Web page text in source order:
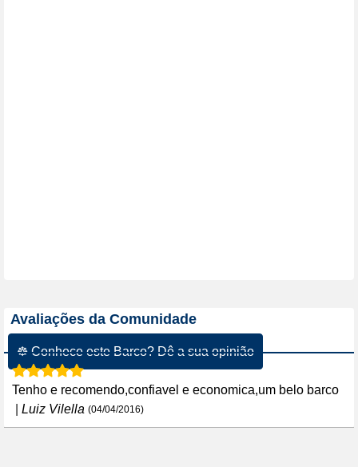
Avaliações da Comunidade
☸ Conhece este Barco? Dê a sua opinião
Tenho e recomendo,confiavel e economica,um belo barco
Luiz Vilella (04/04/2016)